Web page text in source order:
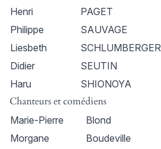
Henri
PAGET
Philippe
SAUVAGE
Liesbeth
SCHLUMBERGER
Didier
SEUTIN
Haru
SHIONOYA
Chanteurs et comédiens
Marie-Pierre Blond
Morgane
Boudeville